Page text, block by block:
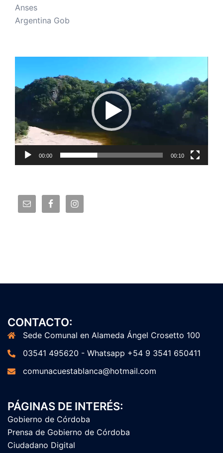
Anses
Argentina Gob
vídeo
00:00 00:10
CONTACTO:
Sede Comunal en Alameda Ángel Crosetto 100
03541 495620 - Whatsapp +54 9 3541 650411
comunacuestablanca@hotmail.com
PÁGINAS DE INTERÉS:
Gobierno de Córdoba
Prensa de Gobierno de Córdoba
Ciudadano Digital